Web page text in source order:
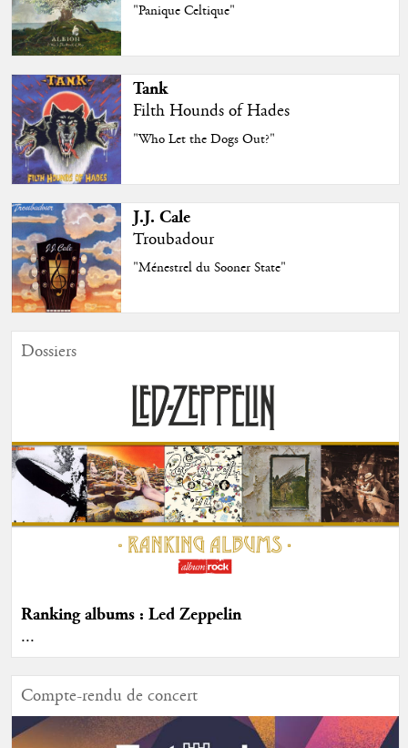
"Panique Celtique"
Tank
Filth Hounds of Hades
"Who Let the Dogs Out?"
J.J. Cale
Troubadour
"Ménestrel du Sooner State"
Dossiers
Ranking albums : Led Zeppelin
...
Compte-rendu de concert